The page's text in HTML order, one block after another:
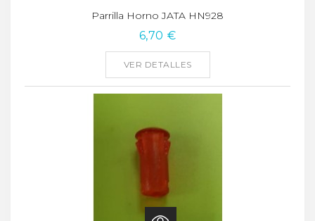
Parrilla Horno JATA HN928
6,70 €
VER DETALLES